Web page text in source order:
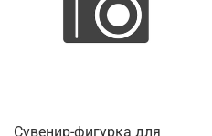
Сувенир-фигурка для